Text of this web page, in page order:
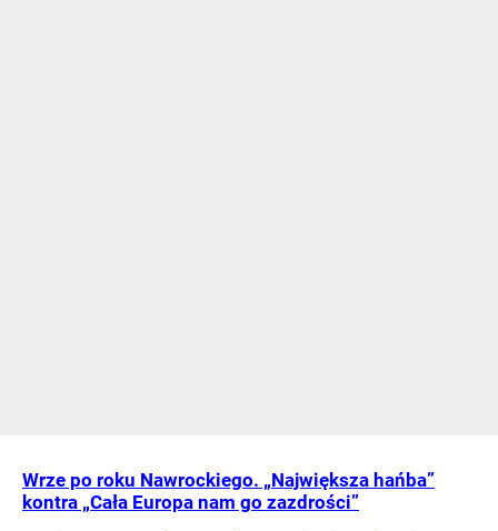
Wrze po roku Nawrockiego. „Największa hańba”
kontra „Cała Europa nam go zazdrości”